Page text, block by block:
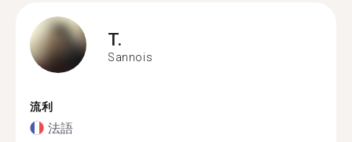
T.
Sannois
流利
法語